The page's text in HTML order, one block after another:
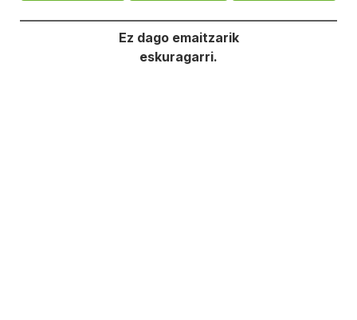
Ez dago emaitzarik
eskuragarri.